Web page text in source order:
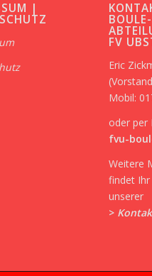
|
BOULE-
FV
Eric
Mobil:
oder per
fvu-
Weitere
findet
unserer
>